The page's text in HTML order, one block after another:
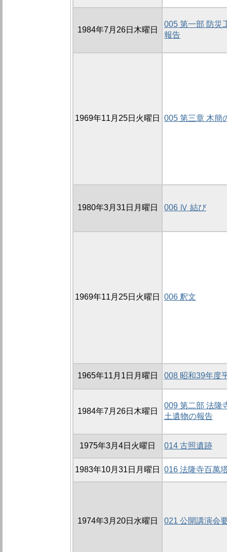
1984年7月26日木曜日
005 第一部 防災
報告
1969年11月25日火曜日 005 第三章 木簡
1980年3月31日月曜日 006 Ⅳ 結び
1969年11月25日火曜日 006 釈文
1965年11月1日月曜日 008 昭和39年度
1984年7月26日木曜日
009 第二部 法隆
土遺物の報告
1975年3月4日火曜日 014 古照遺跡
1983年10月31日月曜日 016 法隆寺百萬
1974年3月20日水曜日 021 公開講演会